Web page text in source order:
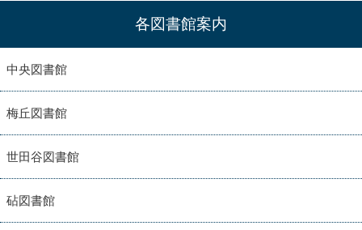
各図書館案内
中央図書館
梅丘図書館
世田谷図書館
砧図書館